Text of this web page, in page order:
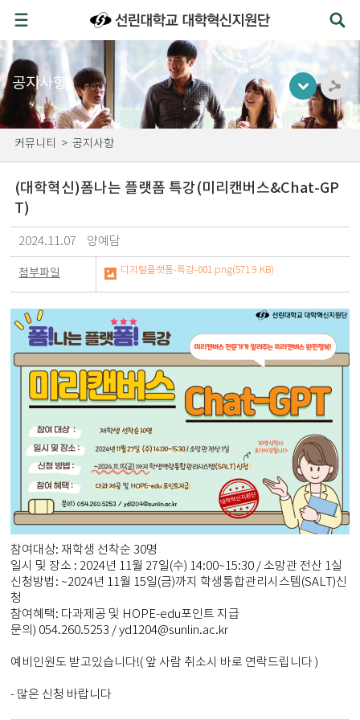
공지사항
커뮤니티 > 공지사항
(대학혁신)폼나는 플랫폼 특강(미리캔버스&Chat-GP
T)
2024.11.07 양예담
첨부파일 디지털플랫폼-특강-001.png(571.9 KB)
참여대상: 재학생 선착순 30명
일시 및 장소 : 2024년 11월 27일(수) 14:00~15:30 / 소망관 전산 1실
신청방법: ~2024년 11월 15일(금)까지 학생통합관리시스템(SALT)신
청
참여혜택: 다과제공 및 HOPE-edu포인트 지급
문의) 054.260.5253 / yd1204@sunlin.ac.kr
예비인원도 받고있습니다!( 앞 사람 취소시 바로 연락드립니다 )
- 많은 신청 바랍니다